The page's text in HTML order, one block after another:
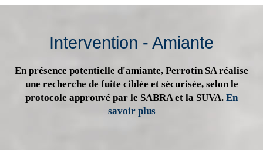
Intervention - Amiante
En présence potentielle d'amiante, Perrotin SA réalise
une recherche de fuite ciblée et sécurisée, selon le
protocole approuvé par le SABRA et la SUVA. En
savoir plus